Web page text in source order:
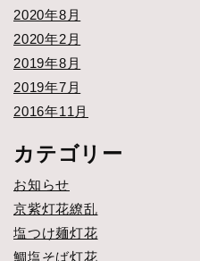
2020年8月
2020年2月
2019年8月
2019年7月
2016年11月
カテゴリー
お知らせ
京紫灯花繚乱
塩つけ麺灯花
鯛塩そば灯花